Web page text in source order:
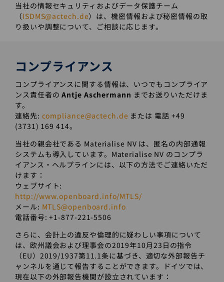
当社の情報セキュリティおよびデータ保護チーム
（ISDMS@actech.de）は、機密情報および秘密情報の取
り扱いや調整について、ご相談に応じます。
コンプライアンス
コンプライアンスに関する情報は、いつでもコンプライア
ンス責任者のAntje Aschermann までお送りいただけま
す。
連絡先: compliance@actech.de または 電話 +49
(3731) 169 414。
当社の親会社である Materialise NV は、匿名の内部通報
システムも導入しています。Materialise NV のコンプラ
イアンス・ヘルプラインには、以下の方法でご連絡いただ
けます：
ウェブサイト:
http://www.openboard.info/MTLS/
メール: MTLS@openboard.info
電話番号: +1-877-221-5506
さらに、会計上の違反や倫理的に疑わしい事項について
は、欧州議会および理事会の2019年10月23日の指令
（EU）2019/1937第11.1条に基づき、適切な外部報告チ
ャンネルを通じて報告することができます。ドイツでは、
現在以下の外部報告機関が設立されています：